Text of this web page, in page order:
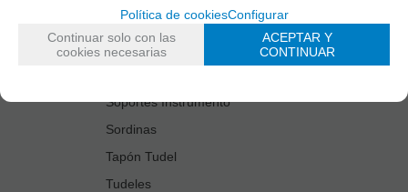
Limpiadores
Protectores Boquilla
Soportes Instrumento
Sordinas
Tapón Tudel
Tudeles
Política de cookiesConfigurar
Continuar solo con las
cookies necesarias
ACEPTAR Y
CONTINUAR